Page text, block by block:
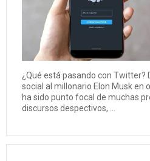
¿Qué está pasando con Twitter?
social al millonario Elon Musk en
ha sido punto focal de muchas
discursos despectivos, ...